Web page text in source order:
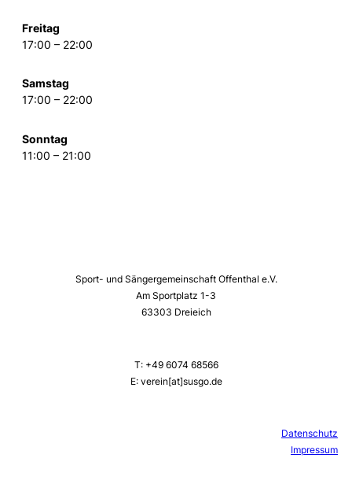
Freitag
17:00 – 22:00
Samstag
17:00 – 22:00
Sonntag
11:00 – 21:00
Sport- und Sängergemeinschaft Offenthal e.V.
Am Sportplatz 1-3
63303 Dreieich
T: +49 6074 68566
E: verein[at]susgo.de
Datenschutz
Impressum